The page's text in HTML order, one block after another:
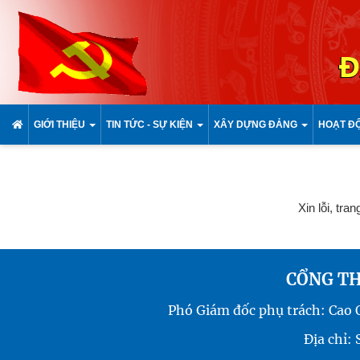
GIỚI THIỆU TIN TỨC - SỰ KIỆN XÂY DỰNG ĐẢNG HOẠT
Xin lỗi,
CỔNG
Phó Giám đốc phụ trách:
Địa chỉ: